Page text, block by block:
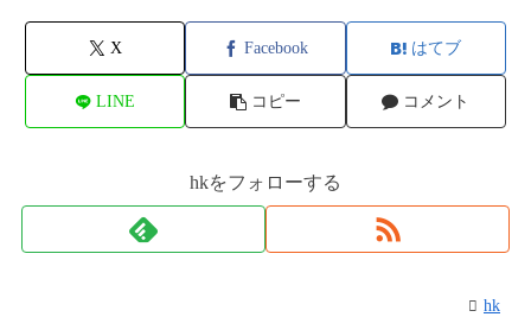
X Facebook はてブ
LINE コピー コメント
hkをフォローする
hk